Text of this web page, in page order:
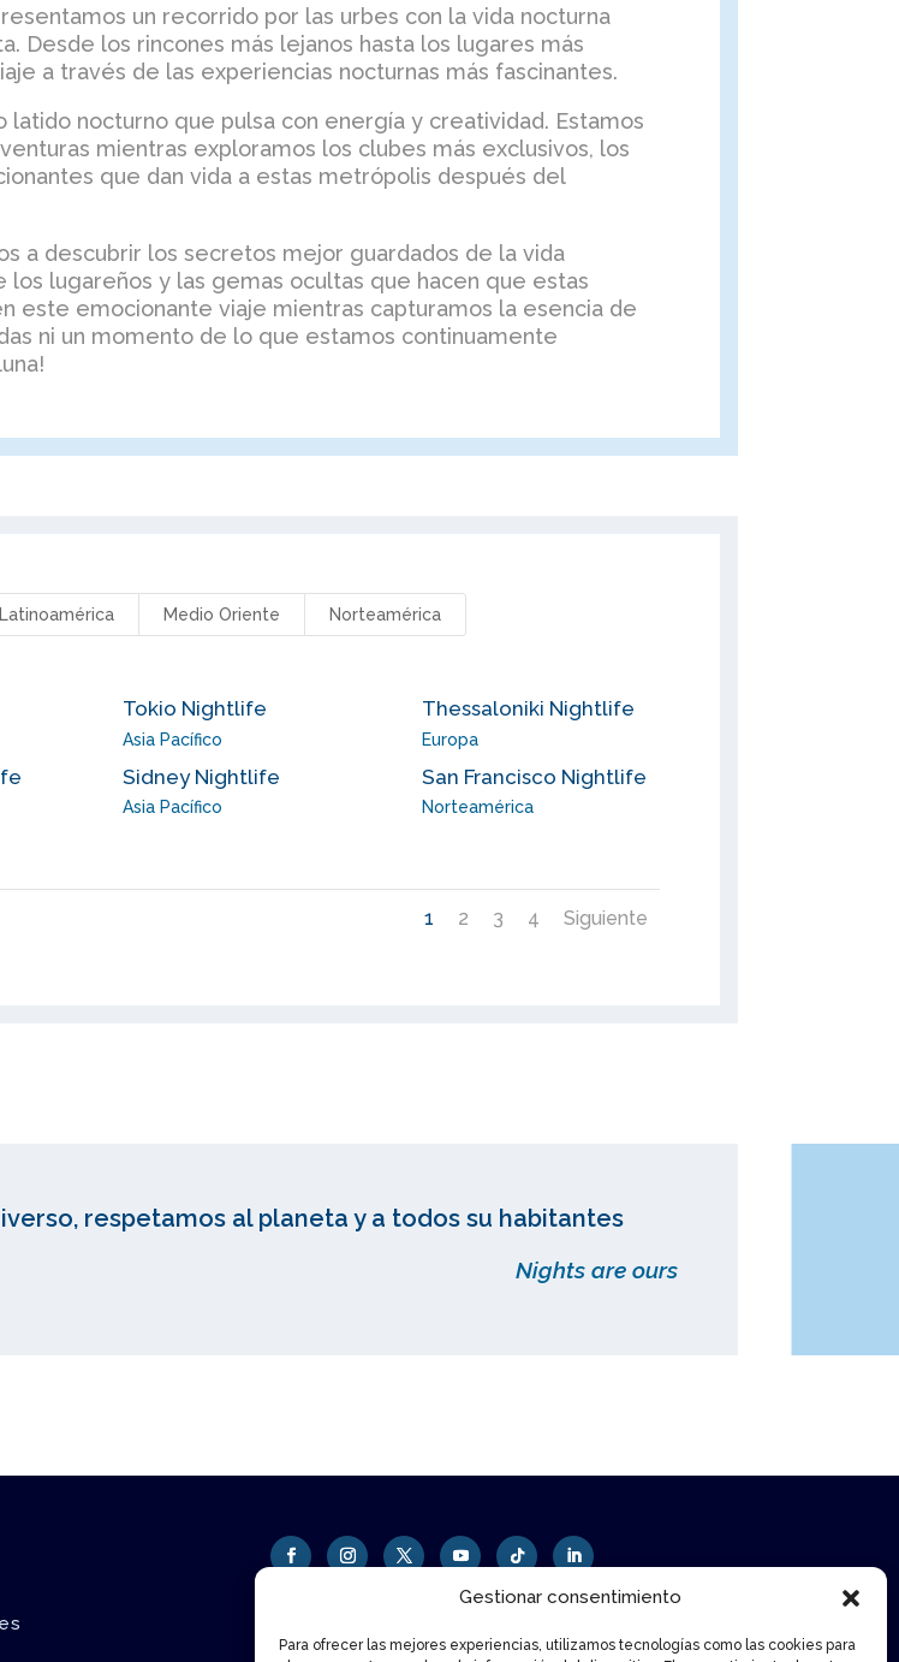
Gestionar consentimiento
Para ofrecer las mejores experiencias, utilizamos tecnologías como las cookies para
un recorrido por las urbes con la vida nocturna
Desde los rincones más lejanos hasta los lugares más
a través de las experiencias nocturnas más fascinantes.
latido nocturno que pulsa con energía y creatividad. Estamos
mientras exploramos los clubes más exclusivos, los
que dan vida a estas metrópolis después del
a descubrir los secretos mejor guardados de la vida
lugareños y las gemas ocultas que hacen que estas
este emocionante viaje mientras capturamos la esencia de
ni un momento de lo que estamos continuamente
Latinoamérica Medio Oriente Norteamérica
Tokio Nightlife
Asia Pacífico
Thessaloniki Nightlife
Europa
Sidney Nightlife
Asia Pacífico
San Francisco Nightlife
Norteamérica
1 2 3 4 Siguiente
respetamos al planeta y a todos su habitantes
Nights are ours